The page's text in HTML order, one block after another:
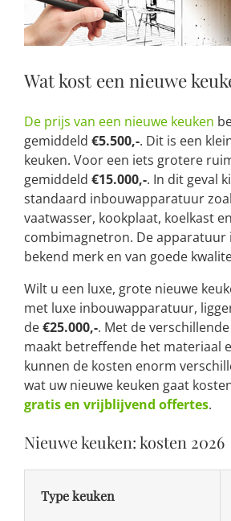
Wat kost een nieuwe
De prijs van een nieuwe keuken
gemiddeld €5.500,-. Dit is een
keuken. Voor een iets grotere
gemiddeld €15.000,-. In dit geval
standaard inbouwapparatuur
vaatwasser, kookplaat, koelkast
combimagnetron. De apparatuur
bekend merk en van goede
Wilt u een luxe, grote nieuwe
met luxe inbouwapparatuur,
de€25.000,-. Met de
maakt betreffende het materiaal
kunnen de kosten enorm
wat uw nieuwe keuken gaat
gratis en vrijblijvend offertes.
Nieuwe keuken: kosten 2026
Type keuken